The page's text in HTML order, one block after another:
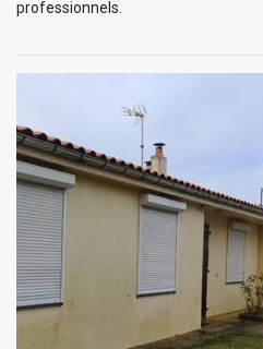
professionnels.